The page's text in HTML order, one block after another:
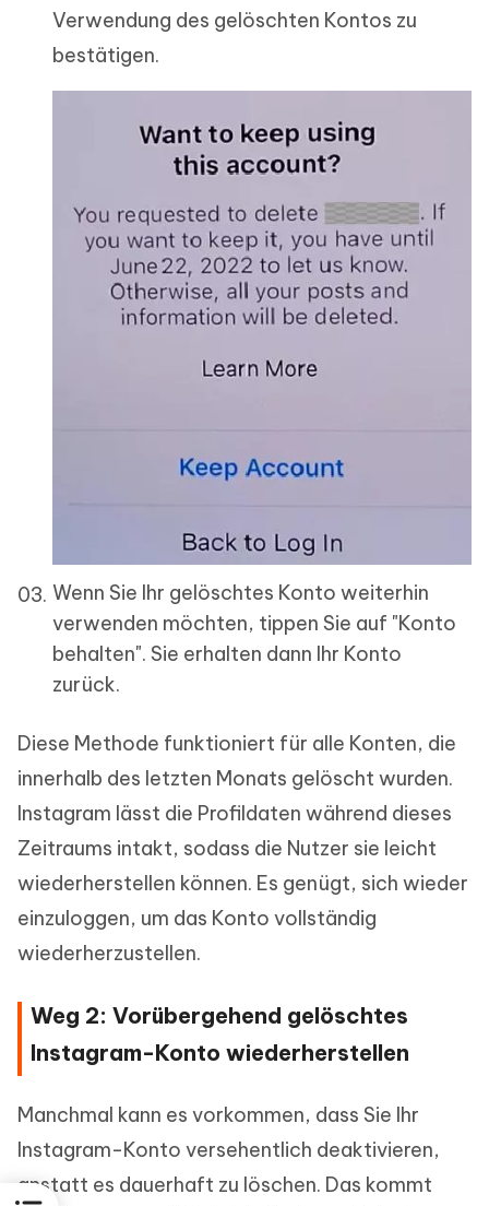
Verwendung des gelöschten Kontos zu
bestätigen.
Wenn Sie Ihr gelöschtes Konto weiterhin
verwenden möchten, tippen Sie auf "Konto
behalten". Sie erhalten dann Ihr Konto
zurück.
Diese Methode funktioniert für alle Konten, die
innerhalb des letzten Monats gelöscht wurden.
Instagram lässt die Profildaten während dieses
Zeitraums intakt, sodass die Nutzer sie leicht
wiederherstellen können. Es genügt, sich wieder
einzuloggen, um das Konto vollständig
wiederherzustellen.
Weg 2: Vorübergehend gelöschtes
Instagram-Konto wiederherstellen
Manchmal kann es vorkommen, dass Sie Ihr
Instagram-Konto versehentlich deaktivieren,
anstatt es dauerhaft zu löschen. Das kommt